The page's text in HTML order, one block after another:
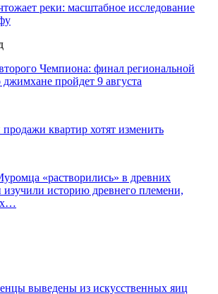
реки: масштабное исследование
Чемпиона: финал региональной
пройдет 9 августа
квартир хотят изменить
«растворились» в древних
изучили историю древнего племени,
выведены из искусственных яиц